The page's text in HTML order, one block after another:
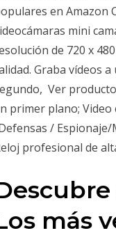
en Amazon
mini
de 720 x
Graba vídeos
Ver
primer plano; Video
/ Espionaje/
profesional de
más